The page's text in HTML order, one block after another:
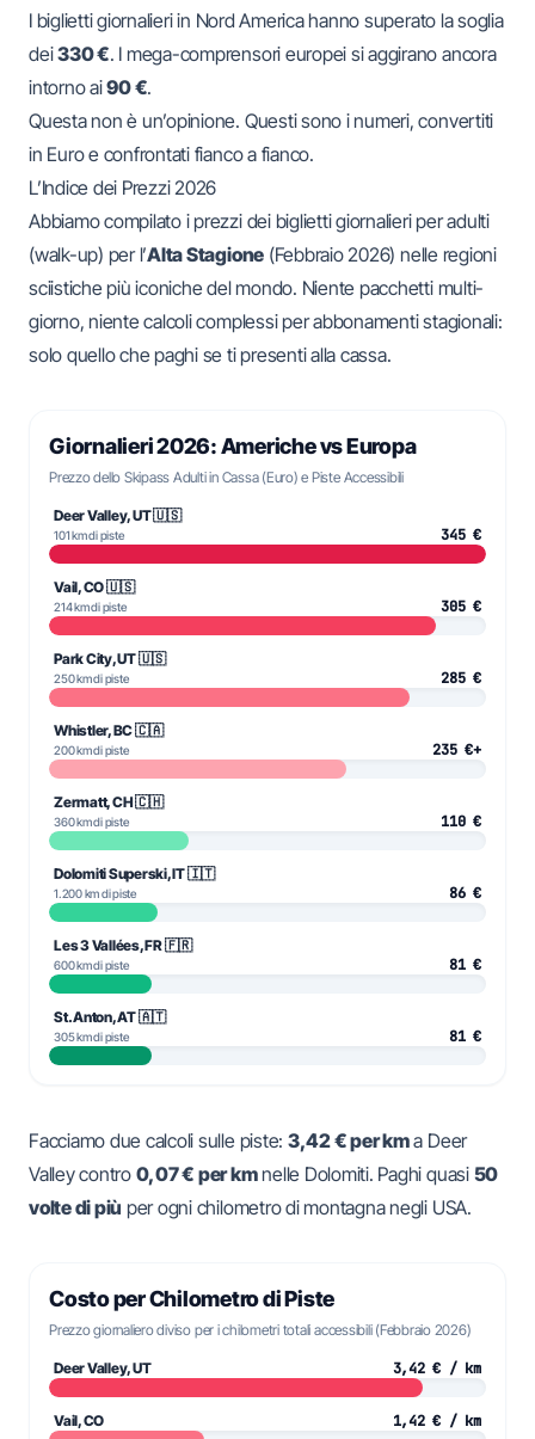
I biglietti giornalieri in Nord America hanno superato la soglia
dei330 €. I mega-comprensori europei si aggirano ancora
intorno ai90 €.
Questa non è un’opinione. Questi sono i numeri, convertiti
in Euro e confrontati fianco a fianco.
L’Indice dei Prezzi 2026
Abbiamo compilato i prezzi dei biglietti giornalieri per adulti
(walk-up) per l’Alta Stagione (Febbraio 2026) nelle regioni
sciistiche più iconiche del mondo. Niente pacchetti multi-
giorno, niente calcoli complessi per abbonamenti stagionali:
solo quello che paghi se ti presenti alla cassa.
Giornalieri 2026: Americhe vs Europa
Prezzo dello Skipass Adulti in Cassa (Euro) e Piste Accessibili
Deer Valley, UT 🇺🇸
101 km di piste 345 €
Vail, CO 🇺🇸
214 km di piste 305 €
Park City, UT 🇺🇸
250 km di piste 285 €
Whistler, BC 🇨🇦
200 km di piste 235 €+
Zermatt, CH 🇨🇭
360 km di piste 110 €
Dolomiti Superski, IT 🇮🇹
1.200 km di piste 86 €
Les 3 Vallées, FR 🇫🇷
600 km di piste 81 €
St. Anton, AT 🇦🇹
305 km di piste 81 €
Facciamo due calcoli sulle piste: 3,42 € per kma Deer
Valley contro 0,07 € per kmnelle Dolomiti. Paghi quasi 50
volte di più per ogni chilometro di montagna negli USA.
Costo per Chilometro di Piste
Prezzo giornaliero diviso per i chilometri totali accessibili (Febbraio 2026)
Deer Valley, UT 3,42 € / km
Vail, CO 1,42 € / km